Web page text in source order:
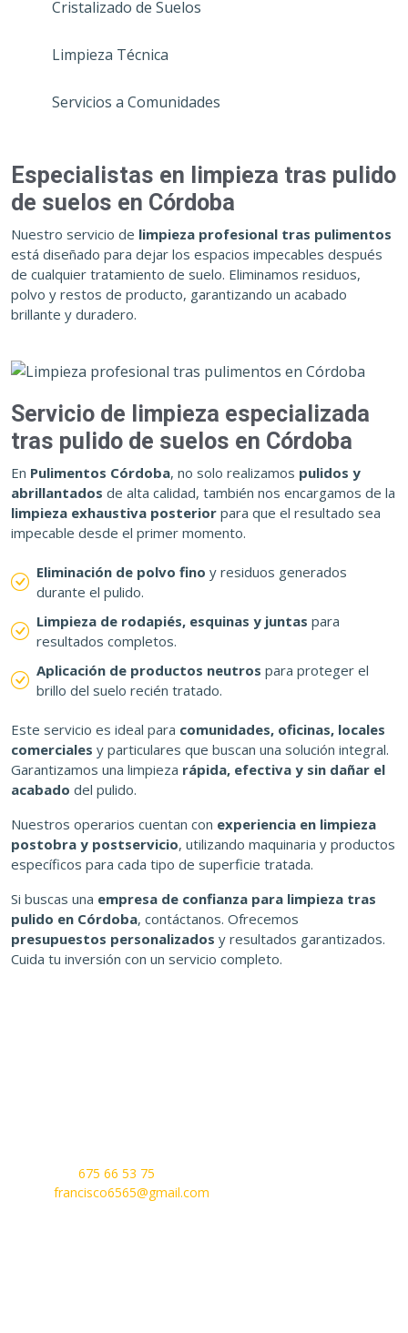
Cristalizado de Suelos
Limpieza Técnica
Servicios a Comunidades
Especialistas en limpieza tras pulido
de suelos en Córdoba
Nuestro servicio de limpieza profesional tras pulimentos
está diseñado para dejar los espacios impecables después
de cualquier tratamiento de suelo. Eliminamos residuos,
polvo y restos de producto, garantizando un acabado
brillante y duradero.
Servicio de limpieza especializada
tras pulido de suelos en Córdoba
En Pulimentos Córdoba, no solo realizamos pulidos y
abrillantados de alta calidad, también nos encargamos de la
limpieza exhaustiva posterior para que el resultado sea
impecable desde el primer momento.
Eliminación de polvo fino y residuos generados
durante el pulido.
Limpieza de rodapiés, esquinas y juntas para
resultados completos.
Aplicación de productos neutros para proteger el
brillo del suelo recién tratado.
Este servicio es ideal para comunidades, oficinas, locales
comerciales y particulares que buscan una solución integral.
Garantizamos una limpieza rápida, efectiva y sin dañar el
acabado del pulido.
Nuestros operarios cuentan con experiencia en limpieza
postobra y postservicio, utilizando maquinaria y productos
específicos para cada tipo de superficie tratada.
Si buscas una empresa de confianza para limpieza tras
pulido en Córdoba, contáctanos. Ofrecemos
presupuestos personalizados y resultados garantizados.
Cuida tu inversión con un servicio completo.
675 66 53 75
francisco6565@gmail.com